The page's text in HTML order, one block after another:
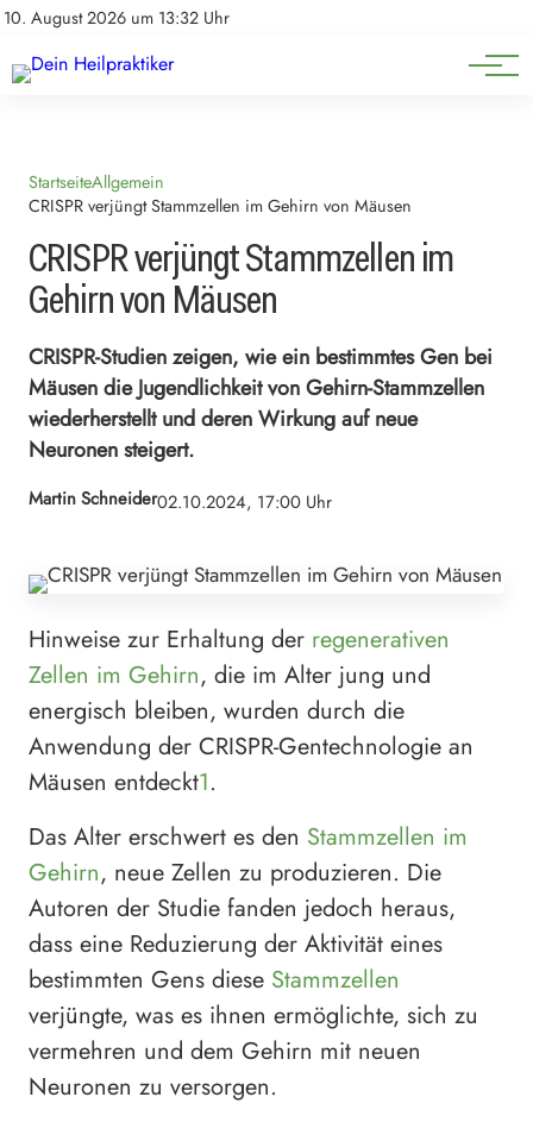
10. August 2026 um 13:32 Uhr
Impressum
Natürliche Medizin
Heilpflanzen & Kräuterkunde
StartseiteAllgemein
CRISPR verjüngt Stammzellen im Gehirn von Mäusen
CRISPR verjüngt Stammzellen im
Gehirn von Mäusen
CRISPR-Studien zeigen, wie ein bestimmtes Gen bei
Mäusen die Jugendlichkeit von Gehirn-Stammzellen
wiederherstellt und deren Wirkung auf neue
Neuronen steigert.
Martin Schneider02.10.2024, 17:00 Uhr
Hinweise zur Erhaltung der regenerativen
Zellen im Gehirn, die im Alter jung und
energisch bleiben, wurden durch die
Anwendung der CRISPR-Gentechnologie an
Mäusen entdeckt1.
Das Alter erschwert es den Stammzellen im
Gehirn, neue Zellen zu produzieren. Die
Autoren der Studie fanden jedoch heraus,
dass eine Reduzierung der Aktivität eines
bestimmten Gens diese Stammzellen
verjüngte, was es ihnen ermöglichte, sich zu
vermehren und dem Gehirn mit neuen
Neuronen zu versorgen.